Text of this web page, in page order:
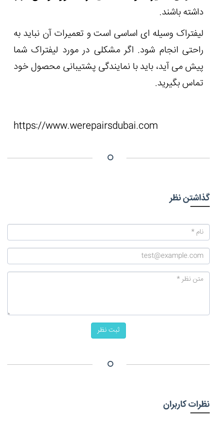
داشته باشند.
لیفتراک وسیله ای اساسی است و تعمیرات آن نباید به
راحتی انجام شود. اگر مشکلی در مورد لیفتراک شما
پیش می آید، باید با نمایندگی پشتیبانی محصول خود
تماس بگیرید.
https://www.werepairsdubai.com
گذاشتن نظر
ثبت نظر
نظرات کاربران